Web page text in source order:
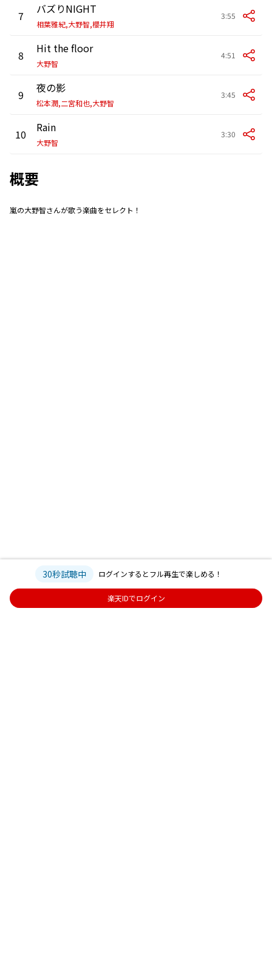
7 バズりNIGHT
相葉雅紀,大野智,櫻井翔
3:55
8 Hit the floor
大野智
4:51
9 夜の影
松本潤,二宮和也,大野智
3:45
10 Rain
大野智
3:30
概要
嵐の大野智さんが歌う楽曲をセレクト！
30秒試聴中 ログインするとフル再生で楽しめる！
楽天IDでログイン